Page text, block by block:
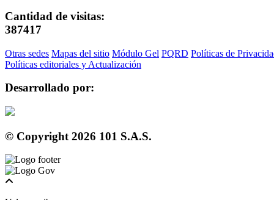
Cantidad de visitas:
387417
Otras sedes Mapas del sitio Módulo Gel PQRD Políticas de
Políticas editoriales y Actualización
Desarrollado por:
© Copyright 2026 101 S.A.S.